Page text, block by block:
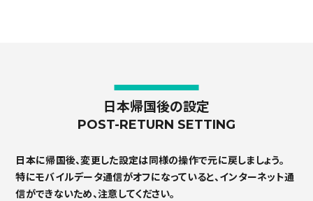
日本帰国後の設定
POST-RETURN SETTING
日本に帰国後、変更した設定は同様の操作で元に戻しましょう。
特にモバイルデータ通信がオフになっていると、インターネット通
信ができないため、注意してください。